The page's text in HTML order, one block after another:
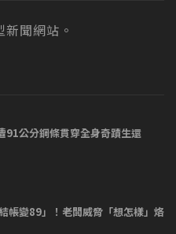
聞網站。
91公分鋼條貫穿全身奇蹟生還
帳變89」！老闆威脅「想怎樣」烙